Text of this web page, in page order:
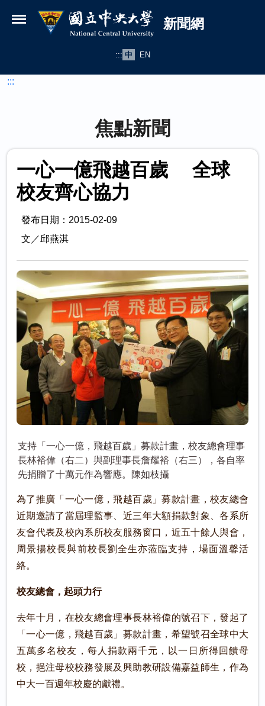
國立中央大學新聞網
新聞網
::: 中 EN
:::
焦點新聞
一心一億飛越百歲 全球
校友齊心協力
發布日期：2015-02-09
文／邱燕淇
支持「一心一億，飛越百歲」募款計畫，校友總會理事
長林裕偉（右二）與副理事長詹耀裕（右三），各自率
先捐贈了十萬元作為響應。陳如枝攝
為了推廣「一心一億，飛越百歲」募款計畫，校友總會
近期邀請了當屆理監事、近三年大額捐款對象、各系所
友會代表及校內系所校友服務窗口，近五十餘人與會，
周景揚校長與前校長劉全生亦蒞臨支持，場面溫馨活
絡。
校友總會，起頭力行
去年十月，在校友總會理事長林裕偉的號召下，發起了
「一心一億，飛越百歲」募款計畫，希望號召全球中大
五萬多名校友，每人捐款兩千元，以一日所得回饋母
校，挹注母校校務發展及興助教研設備嘉益師生，作為
中大一百週年校慶的獻禮。